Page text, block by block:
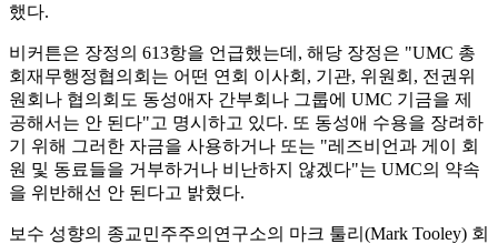
했다.
비커튼은 장정의 613항을 언급했는데, 해당 장정은 "UMC 총
회재무행정협의회는 어떤 연회 이사회, 기관, 위원회, 전권위
원회나 협의회도 동성애자 간부회나 그룹에 UMC 기금을 제
공해서는 안 된다"고 명시하고 있다. 또 동성애 수용을 장려하
기 위해 그러한 자금을 사용하거나 또는 "레즈비언과 게이 회
원 및 동료들을 거부하거나 비난하지 않겠다"는 UMC의 약속
을 위반해선 안 된다고 밝혔다.
보수 성향의 종교민주주의연구소의 마크 툴리(Mark Tooley) 회